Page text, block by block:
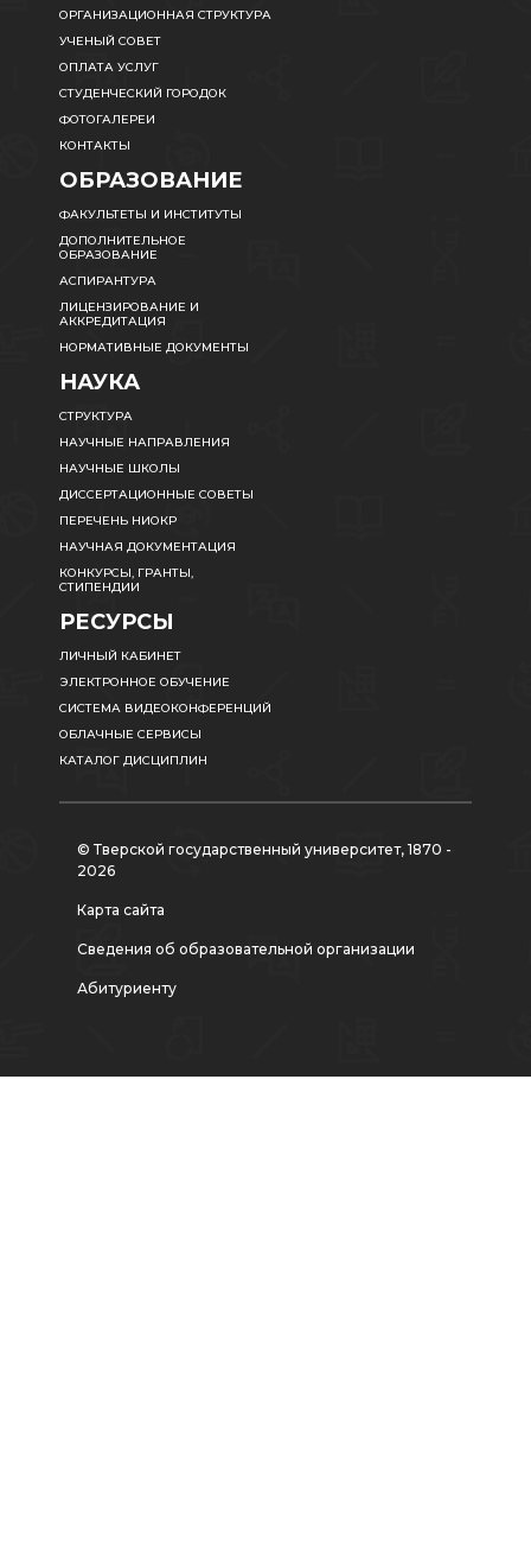
ОРГАНИЗАЦИОННАЯ СТРУКТУРА
УЧЕНЫЙ СОВЕТ
ОПЛАТА УСЛУГ
СТУДЕНЧЕСКИЙ ГОРОДОК
ФОТОГАЛЕРЕИ
КОНТАКТЫ
ОБРАЗОВАНИЕ
ФАКУЛЬТЕТЫ И ИНСТИТУТЫ
ДОПОЛНИТЕЛЬНОЕ
ОБРАЗОВАНИЕ
АСПИРАНТУРА
ЛИЦЕНЗИРОВАНИЕ И
АККРЕДИТАЦИЯ
НОРМАТИВНЫЕ ДОКУМЕНТЫ
НАУКА
СТРУКТУРА
НАУЧНЫЕ НАПРАВЛЕНИЯ
НАУЧНЫЕ ШКОЛЫ
ДИССЕРТАЦИОННЫЕ СОВЕТЫ
ПЕРЕЧЕНЬ НИОКР
НАУЧНАЯ ДОКУМЕНТАЦИЯ
КОНКУРСЫ, ГРАНТЫ,
СТИПЕНДИИ
РЕСУРСЫ
ЛИЧНЫЙ КАБИНЕТ
ЭЛЕКТРОННОЕ ОБУЧЕНИЕ
СИСТЕМА ВИДЕОКОНФЕРЕНЦИЙ
ОБЛАЧНЫЕ СЕРВИСЫ
КАТАЛОГ ДИСЦИПЛИН
© Тверской государственный университет, 1870 -
2026
Карта сайта
Сведения об образовательной организации
Абитуриенту